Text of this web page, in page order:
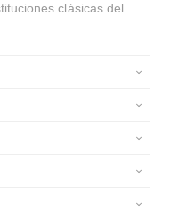
clásicas del